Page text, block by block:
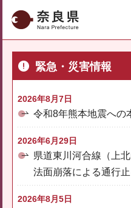
奈良県
緊急・災害情報
2026年8月7日
令和8年熊本地震への
2026年6月29日
県道東川河合線（上
法面崩落による通行
2026年8月5日